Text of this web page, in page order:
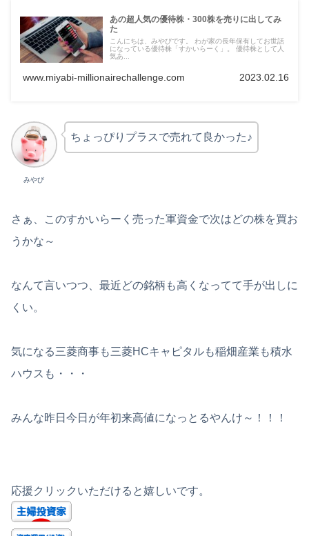
あの超人気の優待株・300株を売りに出してみ
た
こんにちは、みやびです。 わが家の長年保有してお世話
になっている優待株「すかいらーく」。 優待株として人
気あ...
www.miyabi-millionairechallenge.com 2023.02.16
みやび
ちょっぴりプラスで売れて良かった♪
さぁ、このすかいらーく売った軍資金で次はどの株を買お
うかな～
なんて言いつつ、最近どの銘柄も高くなってて手が出しに
くい。
気になる三菱商事も三菱HCキャピタルも稲畑産業も積水
ハウスも・・・
みんな昨日今日が年初来高値になっとるやんけ～！！！
応援クリックいただけると嬉しいです。